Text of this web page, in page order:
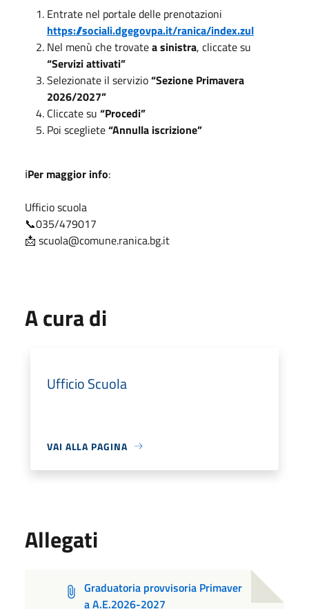
Entrate nel portale delle prenotazioni
https://sociali.dgegovpa.it/ranica/index.zul
Nel menù che trovatea sinistra, cliccate su
“Servizi attivati”
Selezionate il servizio“Sezione Primavera
2026/2027”
Cliccate su “Procedi”
Poi scegliete“Annulla iscrizione”
ℹ️Per maggior info:
Ufficio scuola
📞035/479017
📩 scuola@comune.ranica.bg.it
A cura di
Ufficio Scuola
VAI ALLA PAGINA
Allegati
Graduatoria provvisoria Primaver
a A.E.2026-2027